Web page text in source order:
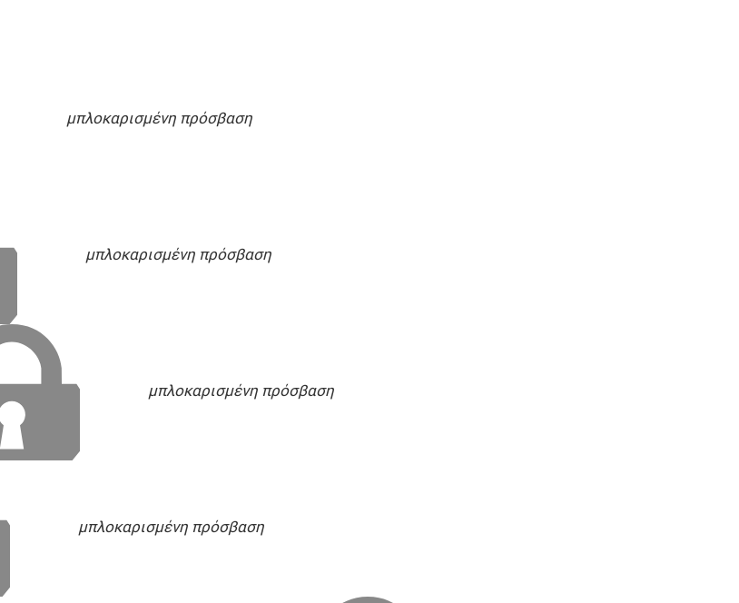
μπλοκαρισμένη πρόσβαση
μπλοκαρισμένη πρόσβαση
μπλοκαρισμένη πρόσβαση
μπλοκαρισμένη πρόσβαση